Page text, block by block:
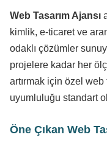
Web Tasarım Ajansı
kimlik, e-ticaret ve
odaklı çözümler
projelere kadar her
artırmak için özel web
uyumluluğu standart
Öne Çıkan Web